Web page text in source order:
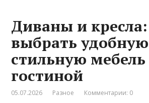
Диваны и
выбрать
стильную
гостиной
05.07.2026 Разное Комментарии: 0